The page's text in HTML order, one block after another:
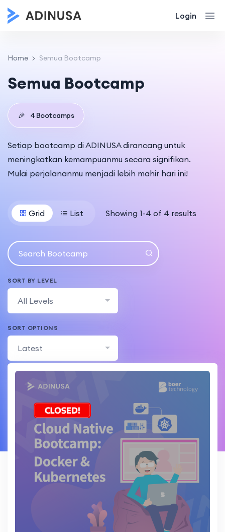
Login
Home Semua Bootcamp
Semua Bootcamp
🎉 4 Bootcamps
Setiap bootcamp di ADINUSA dirancang untuk
meningkatkan kemampuanmu secara signifikan.
Mulai perjalananmu menjadi lebih mahir hari ini!
Grid List Showing 1-4 of 4 results
SORT BY LEVEL
All Levels
SORT OPTIONS
Latest